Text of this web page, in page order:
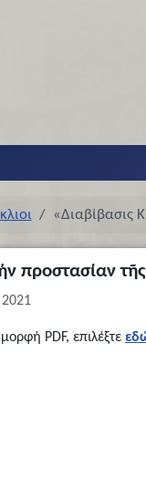
«Διαβίβασις
προστασίαν
PDF, επιλέξτε